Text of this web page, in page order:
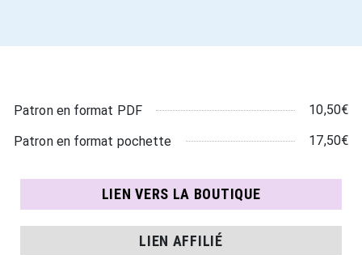
Patron en format PDF 10,50€
Patron en format pochette 17,50€
LIEN VERS LA BOUTIQUE
LIEN AFFILIÉ